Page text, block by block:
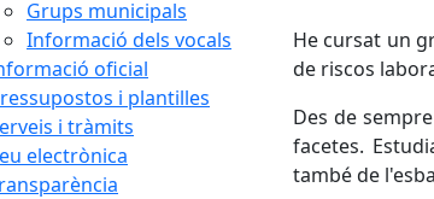
Grups municipals
Informació dels vocals
oficial
i plantilles
i tràmits
electrònica
He cursat un
de riscos
Des de
facetes.
també de